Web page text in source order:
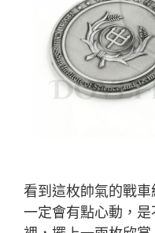
看到這枚帥氣的戰
一定會有點心動，